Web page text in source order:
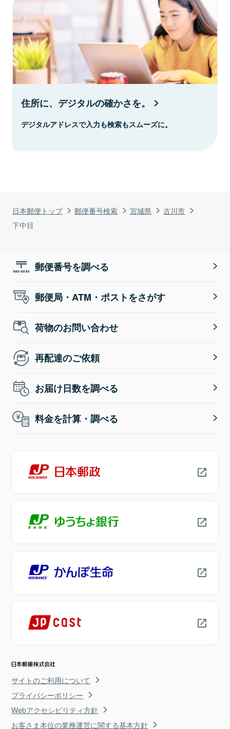
日本郵便トップ 郵便番号検索 宮城県
古川市
下中目
住所に、デジタルの確かさを。
デジタルアドレスで入力も検索もスムーズに。
郵便番号を調べる
郵便局・ATM・ポストをさがす
荷物のお問い合わせ
再配達のご依頼
お届け日数を調べる
料金を計算・調べる
サイトのご利用について
プライバシーポリシー
Webアクセシビリティ方針
お客さま本位の業務運営に関する基本方針